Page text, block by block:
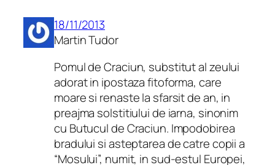
18/11/2013
Martin Tudor
Pomul de Craciun, substitut al zeului
adorat in ipostaza fitoforma, care
moare si renaste la sfarsit de an, in
preajma solstitiului de iarna, sinonim
cu Butucul de Craciun. Impodobirea
bradului si asteptarea de catre copii a
“Mosului”, numit, in sud-estul Europei,